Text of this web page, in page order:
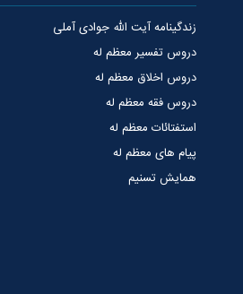
زندگینامه آیت الله جوادی آملی
دروس تفسیر معظم له
دروس اخلاق معظم له
دروس فقه معظم له
استفتائات معظم له
پیام های معظم له
همایش تسنیم